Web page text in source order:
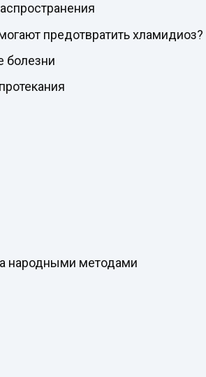
предотвратить хламидиоз?
болезни
народными методами